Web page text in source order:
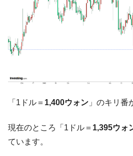
ーにウソのデータを入力したのは明
『Money1』
韓国･李在明さっそ
言。
『Money1』
韓国は「中国と同じ
『Money1』
『韓国銀行』が「金
『Money1』
韓国･外為取引量「1
『Money1』
韓国･帰ってきた李
い「50.5％」に上昇
「1ドル＝ 1,400ウォン 」のキリ番
現在のところ「1ドル＝ 1,395ウォ
ています。